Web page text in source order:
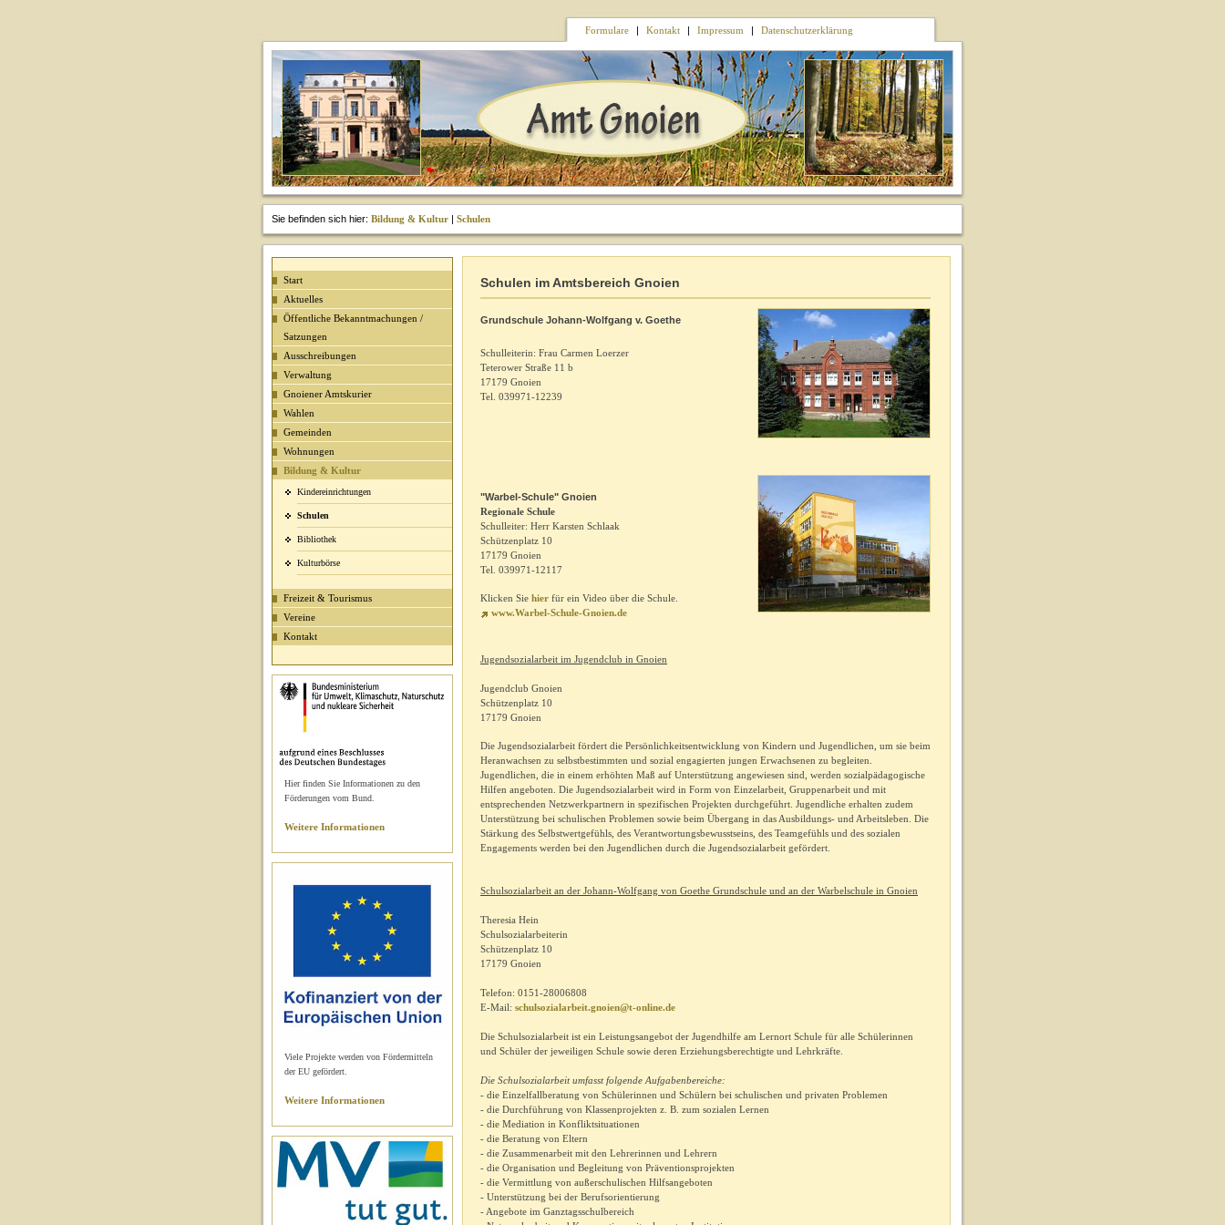
Formulare | Kontakt | Impressum | Datenschutzerklärung
Sie befinden sich hier: Bildung & Kultur | Schulen
Start
Aktuelles
Öffentliche Bekanntmachungen /
Satzungen
Ausschreibungen
Verwaltung
Gnoiener Amtskurier
Wahlen
Gemeinden
Wohnungen
Bildung & Kultur
Kindereinrichtungen
Schulen
Bibliothek
Kulturbörse
Freizeit & Tourismus
Vereine
Kontakt
Hier finden Sie Informationen zu den
Förderungen vom Bund.
Weitere Informationen
Viele Projekte werden von Fördermitteln
der EU gefördert.
Weitere Informationen
Schulen im Amtsbereich Gnoien
Grundschule Johann-Wolfgang v. Goethe
Schulleiterin: Frau Carmen Loerzer
Teterower Straße 11 b
17179 Gnoien
Tel. 039971-12239
"Warbel-Schule" Gnoien
Regionale Schule
Schulleiter: Herr Karsten Schlaak
Schützenplatz 10
17179 Gnoien
Tel. 039971-12117
Klicken Sie hier für ein Video über die Schule.
www.Warbel-Schule-Gnoien.de
Jugendsozialarbeit im Jugendclub in Gnoien
Jugendclub Gnoien
Schützenplatz 10
17179 Gnoien
Die Jugendsozialarbeit fördert die Persönlichkeitsentwicklung von Kindern und Jugendlichen, um sie beim
Heranwachsen zu selbstbestimmten und sozial engagierten jungen Erwachsenen zu begleiten.
Jugendlichen, die in einem erhöhten Maß auf Unterstützung angewiesen sind, werden sozialpädagogische
Hilfen angeboten. Die Jugendsozialarbeit wird in Form von Einzelarbeit, Gruppenarbeit und mit
entsprechenden Netzwerkpartnern in spezifischen Projekten durchgeführt. Jugendliche erhalten zudem
Unterstützung bei schulischen Problemen sowie beim Übergang in das Ausbildungs- und Arbeitsleben. Die
Stärkung des Selbstwertgefühls, des Verantwortungsbewusstseins, des Teamgefühls und des sozialen
Engagements werden bei den Jugendlichen durch die Jugendsozialarbeit gefördert.
Schulsozialarbeit an der Johann-Wolfgang von Goethe Grundschule und an der Warbelschule in Gnoien
Theresia Hein
Schulsozialarbeiterin
Schützenplatz 10
17179 Gnoien
Telefon: 0151-28006808
E-Mail: schulsozialarbeit.gnoien@t-online.de
Die Schulsozialarbeit ist ein Leistungsangebot der Jugendhilfe am Lernort Schule für alle Schülerinnen
und Schüler der jeweiligen Schule sowie deren Erziehungsberechtigte und Lehrkräfte.
Die Schulsozialarbeit umfasst folgende Aufgabenbereiche:
- die Einzelfallberatung von Schülerinnen und Schülern bei schulischen und privaten Problemen
- die Durchführung von Klassenprojekten z. B. zum sozialen Lernen
- die Mediation in Konfliktsituationen
- die Beratung von Eltern
- die Zusammenarbeit mit den Lehrerinnen und Lehrern
- die Organisation und Begleitung von Präventionsprojekten
- die Vermittlung von außerschulischen Hilfsangeboten
- Unterstützung bei der Berufsorientierung
- Angebote im Ganztagsschulbereich